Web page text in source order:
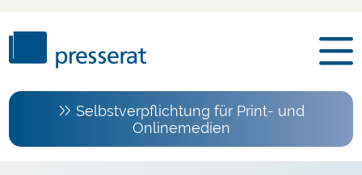
Selbstverpflichtung für Print- und
Onlinemedien